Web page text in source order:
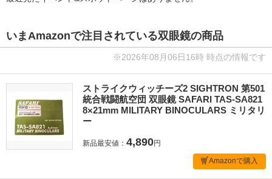
いまAmazonで注目されている双眼鏡の商品
※2026年08月06日16時 時点の情報です
ストライクウィッチーズ2 SIGHTRON 第501
統合戦闘航空団 双眼鏡 SAFARI TAS-SA821
8×21mm MILITARY BINOCULARS ミリタリ
ー
新品最安値： 4,890円
Amazonで購入